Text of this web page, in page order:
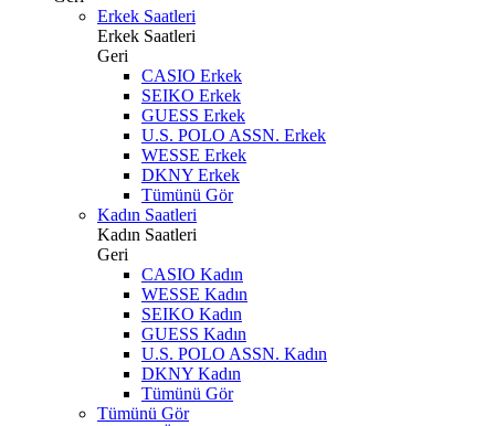
Erkek Saatleri
Erkek Saatleri
Geri
CASIO Erkek
SEIKO Erkek
GUESS Erkek
U.S. POLO ASSN. Erkek
WESSE Erkek
DKNY Erkek
Tümünü Gör
Kadın Saatleri
Kadın Saatleri
Geri
CASIO Kadın
WESSE Kadın
SEIKO Kadın
GUESS Kadın
U.S. POLO ASSN. Kadın
DKNY Kadın
Tümünü Gör
Tümünü Gör